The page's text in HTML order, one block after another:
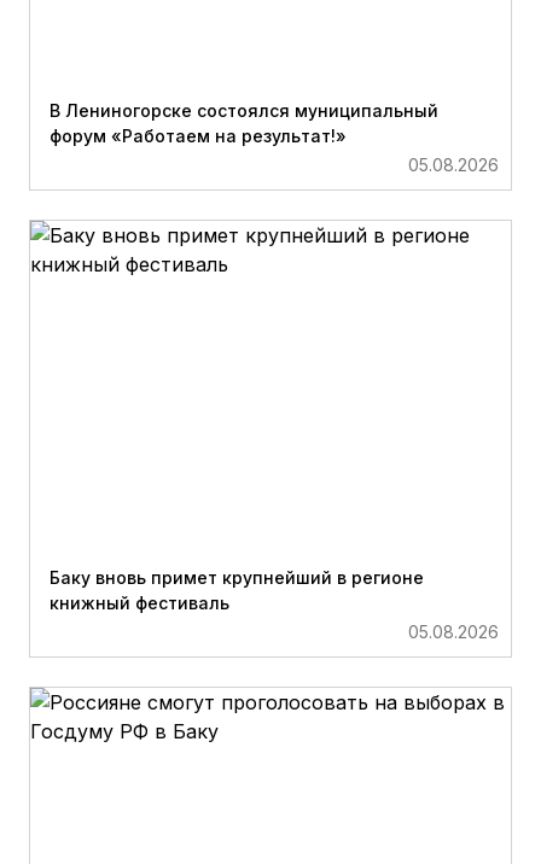
В Лениногорске состоялся муниципальный
форум «Работаем на результат!»
05.08.2026
Баку вновь примет крупнейший в регионе
книжный фестиваль
05.08.2026